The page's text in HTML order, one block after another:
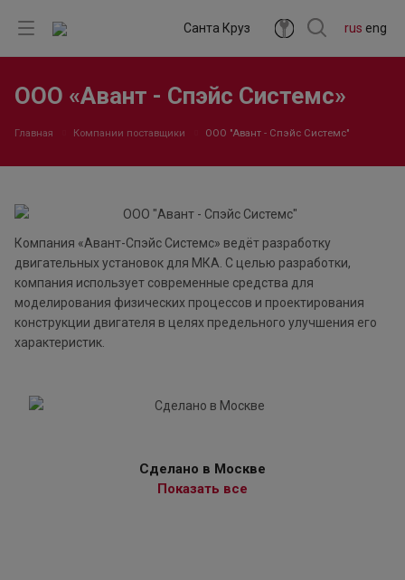
rus eng
Санта Круз
ООО «Авант - Спэйс Системс»
Главная Компании поставщики ООО "Авант - Спэйс Системс"
Компания «Авант-Спэйс Системс» ведёт разработку
двигательных установок для МКА. С целью разработки,
компания использует современные средства для
моделирования физических процессов и проектирования
конструкции двигателя в целях предельного улучшения его
характеристик.
Сделано в Москве
Показать все